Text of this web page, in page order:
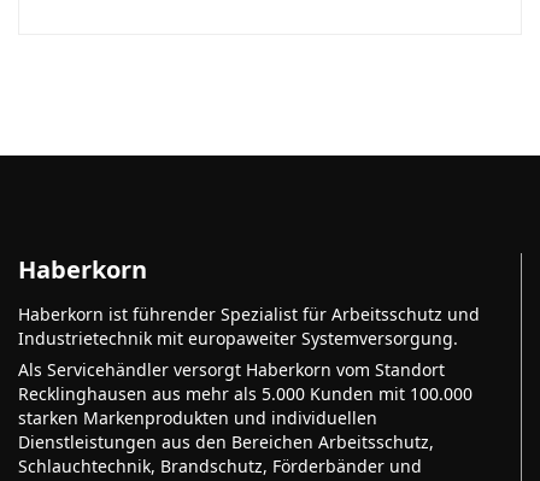
Haberkorn
Haberkorn ist führender Spezialist für Arbeitsschutz und
Industrietechnik mit europaweiter Systemversorgung.
Als Servicehändler versorgt Haberkorn vom Standort
Recklinghausen aus mehr als 5.000 Kunden mit 100.000
starken Markenprodukten und individuellen
Dienstleistungen aus den Bereichen Arbeitsschutz,
Schlauchtechnik, Brandschutz, Förderbänder und